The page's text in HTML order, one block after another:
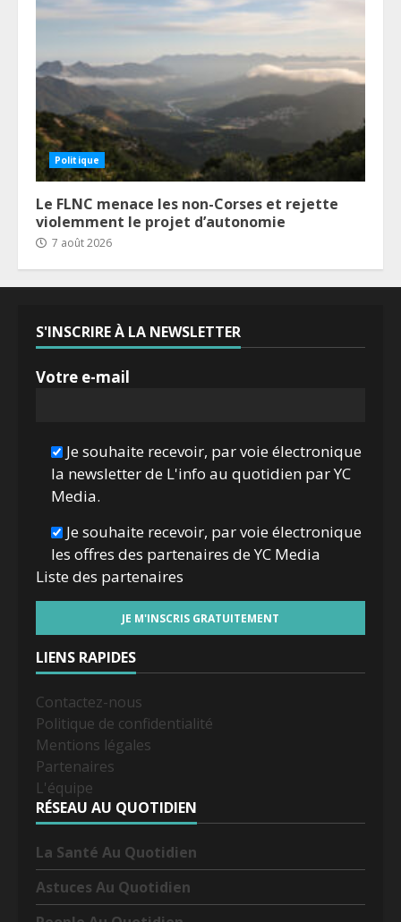
Politique
Le FLNC menace les non-Corses et rejette
violemment le projet d’autonomie
7 août 2026
S'INSCRIRE À LA NEWSLETTER
Votre e-mail
Je souhaite recevoir, par voie électronique
la newsletter de L'info au quotidien par YC
Media.
Je souhaite recevoir, par voie électronique
les offres des partenaires de YC Media
Liste des partenaires
LIENS RAPIDES
Contactez-nous
Politique de confidentialité
Mentions légales
Partenaires
L'équipe
RÉSEAU AU QUOTIDIEN
La Santé Au Quotidien
Astuces Au Quotidien